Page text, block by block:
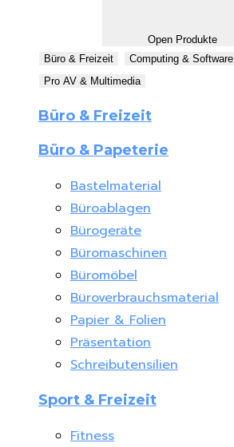
Open Produkte
Büro & Freizeit
Computing & Software
Pro AV & Multimedia
Büro & Freizeit
Büro & Papeterie
Bastelmaterial
Büroablagen
Bürogeräte
Büromaschinen
Büromöbel
Büroverbrauchsmaterial
Papier & Folien
Präsentation
Schreibutensilien
Sport & Freizeit
Fitness